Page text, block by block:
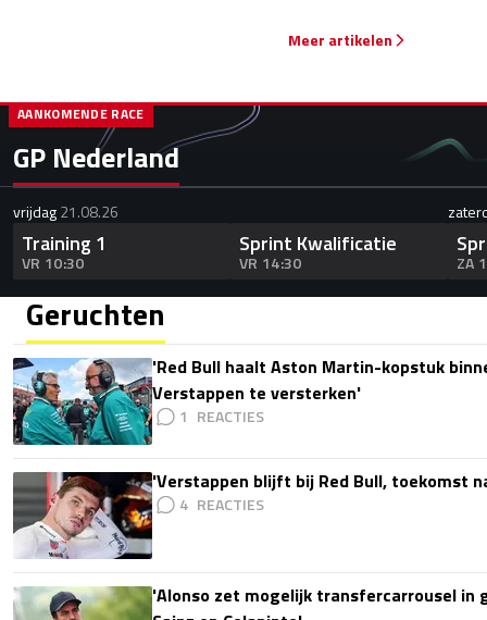
Meer artikelen
GP Nederland
AANKOMENDE RACE
vrijdag21.08.26
Training 1
VR 10:30
Sprint Kwalificatie
VR 14:30 ZA
Geruchten
'Red Bull haalt Aston Martin-kopstuk
Verstappen te versterken'
1
'Verstappen blijft bij Red Bull, toekomst
4
'Alonso zet mogelijk transfercarrousel in